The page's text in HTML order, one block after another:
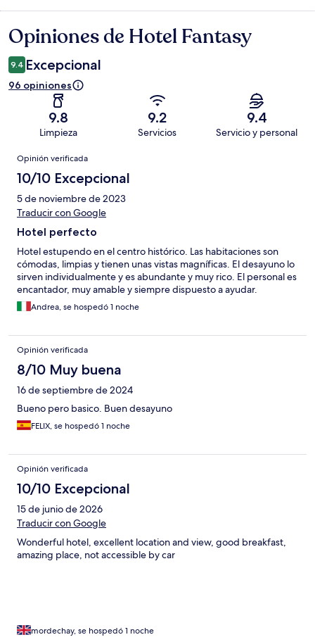
Opiniones
Opiniones de Hotel Fantasy
9.4 Excepcional
96 opiniones
9.8
Limpieza
9.2
Servicios
9.4
Servicio y personal
Opiniones
Opinión verificada
10/10 Excepcional
5 de noviembre de 2023
Traducir con Google
Hotel perfecto
Hotel estupendo en el centro histórico. Las habitaciones son
cómodas, limpias y tienen unas vistas magníficas. El desayuno lo
sirven individualmente y es abundante y muy rico. El personal es
encantador, muy amable y siempre dispuesto a ayudar.
Andrea, se hospedó 1 noche
Opinión verificada
8/10 Muy buena
16 de septiembre de 2024
Bueno pero basico. Buen desayuno
FELIX, se hospedó 1 noche
Opinión verificada
10/10 Excepcional
15 de junio de 2026
Traducir con Google
Wonderful hotel, excellent location and view, good breakfast,
amazing place, not accessible by car
mordechay, se hospedó 1 noche